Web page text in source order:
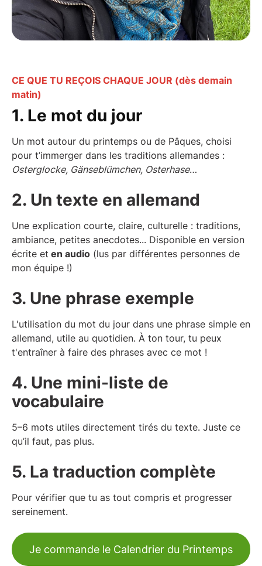
CE QUE TU REÇOIS CHAQUE JOUR (dès demain
matin)
1. Le mot du jour
Un mot autour du printemps ou de Pâques, choisi
pour t’immerger dans les traditions allemandes :
Osterglocke, Gänseblümchen, Osterhase…
2. Un texte en allemand
Une explication courte, claire, culturelle : traditions,
ambiance, petites anecdotes... Disponible en version
écrite et en audio (lus par différentes personnes de
mon équipe !)
3. Une phrase exemple
L'utilisation du mot du jour dans une phrase simple en
allemand, utile au quotidien. À ton tour, tu peux
t'entraîner à faire des phrases avec ce mot !
4. Une mini-liste de
vocabulaire
5–6 mots utiles directement tirés du texte. Juste ce
qu’il faut, pas plus.
5. La traduction complète
Pour vérifier que tu as tout compris et progresser
sereinement.
Je commande le Calendrier du Printemps